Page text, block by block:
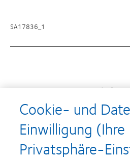
SA17836_1
Learn
more
Cookie- und
Einwilligung (Ihre
Privatsphäre-